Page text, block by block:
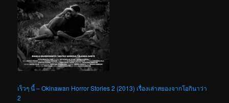
เร็วๆ นี้ – Okinawan Horror Stories 2 (2013) เรื่องเล่าสยองจากโอกินาว่า
2